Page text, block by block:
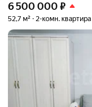
6 500 000 ₽
52,7 м² 2-комн. квартира